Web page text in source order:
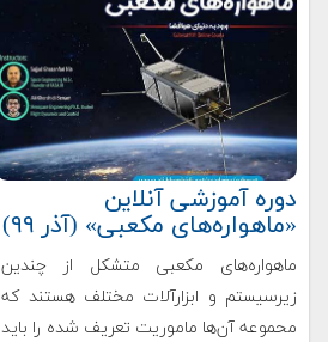
دوره آموزشی آنلاین
«ماهواره‌های مکعبی» (آذر ۹۹)
ماهواره‌های مکعبی متشکل از چندین
زیرسیستم و ابزارآلات مختلف هستند که
محموعه آن‌ها ماموریت تعریف شده را باید